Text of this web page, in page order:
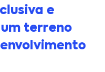
e
terreno